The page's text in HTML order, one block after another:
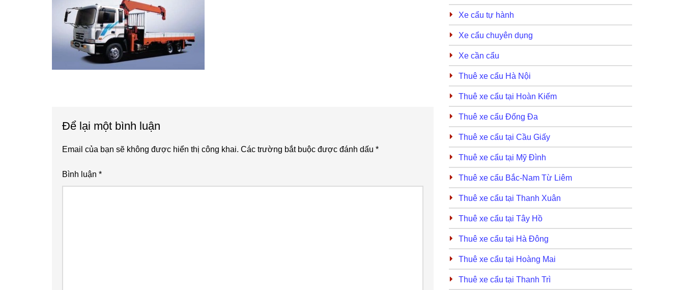
Interactions
Để lại một bình luận
Email của bạn sẽ không được hiển thị công khai. Các trường bắt buộc được đánh dấu *
Bình luận *
Xe cẩu tự hành
Xe cẩu chuyên dụng
Xe cần cẩu
Thuê xe cẩu Hà Nội
Thuê xe cẩu tại Hoàn Kiếm
Thuê xe cẩu Đống Đa
Thuê xe cẩu tại Cầu Giấy
Thuê xe cẩu tại Mỹ Đình
Thuê xe cẩu Bắc-Nam Từ Liêm
Thuê xe cẩu tại Thanh Xuân
Thuê xe cẩu tại Tây Hồ
Thuê xe cẩu tại Hà Đông
Thuê xe cẩu tại Hoàng Mai
Thuê xe cẩu tại Thanh Trì